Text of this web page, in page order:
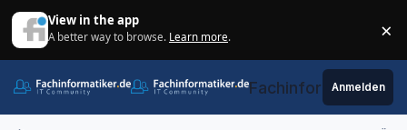
View in the app
A better way to browse. Learn more. ×
Fachinformatiker.de
Anmelden